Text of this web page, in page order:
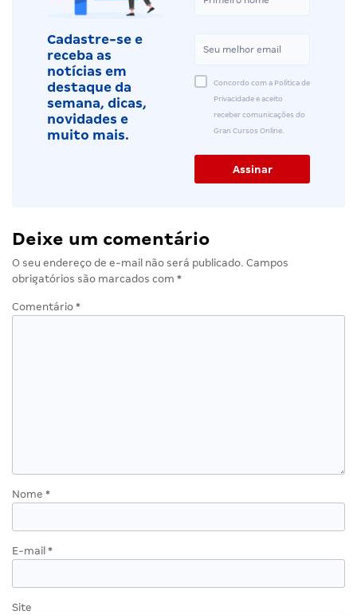
Cadastre-se e
receba as
notícias em
destaque da
semana, dicas,
novidades e
muito mais.
Concordo com a Política de
Privacidade e aceito
receber comunicações do
Gran Cursos Online.
Deixe um comentário
O seu endereço de e-mail não será publicado. Campos
obrigatórios são marcados com *
Comentário *
Nome *
E-mail *
Site